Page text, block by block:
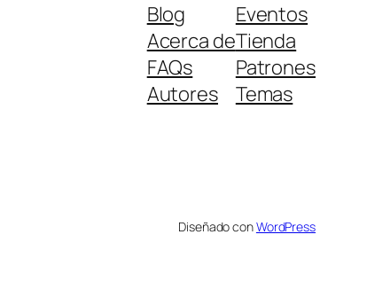
Blog
Acerca de
FAQs
Autores
Eventos
Tienda
Patrones
Temas
Diseñado conWordPress